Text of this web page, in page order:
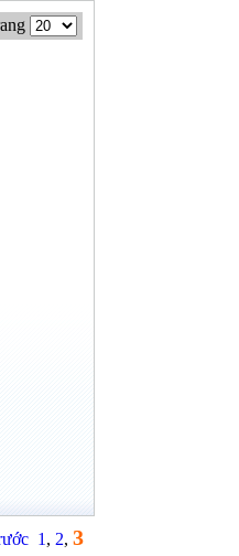
1 , 2, 3